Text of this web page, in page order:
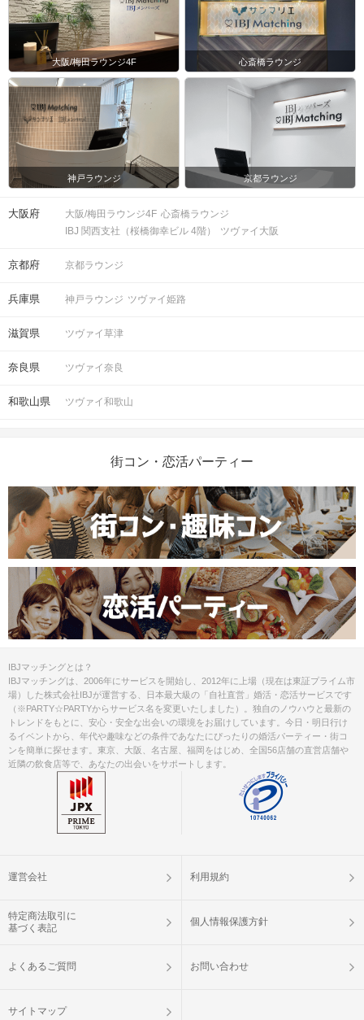
大阪/梅田ラウンジ4F 心斎橋ラウンジ
神戸ラウンジ 京都ラウンジ
大阪府 大阪/梅田ラウンジ4F 心斎橋ラウンジ
IBJ 関西支社（桜橋御幸ビル 4階）
ツヴァイ大阪
京都府 京都ラウンジ
兵庫県 神戸ラウンジ ツヴァイ姫路
滋賀県 ツヴァイ草津
奈良県 ツヴァイ奈良
和歌山県 ツヴァイ和歌山
街コン・恋活パーティー
IBJマッチングとは？
IBJマッチングは、2006年にサービスを開始し、2012年に上場（現在は東証プライム市
場）した株式会社IBJが運営する、日本最大級の「自社直営」婚活・恋活サービスです
（※PARTY☆PARTYからサービス名を変更いたしました）。独自のノウハウと最新の
トレンドをもとに、安心・安全な出会いの環境をお届けしています。今日・明日行け
るイベントから、年代や趣味などの条件であなたにぴったりの婚活パーティー・街コ
ンを簡単に探せます。東京、大阪、名古屋、福岡をはじめ、全国56店舗の直営店舗や
近隣の飲食店等で、あなたの出会いをサポートします。
運営会社 利用規約
特定商法取引に
基づく表記
個人情報保護方針
よくあるご質問 お問い合わせ
サイトマップ